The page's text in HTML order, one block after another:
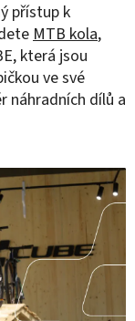
přístup k
MTB kola,
která jsou
ve své
náhradních dílů a